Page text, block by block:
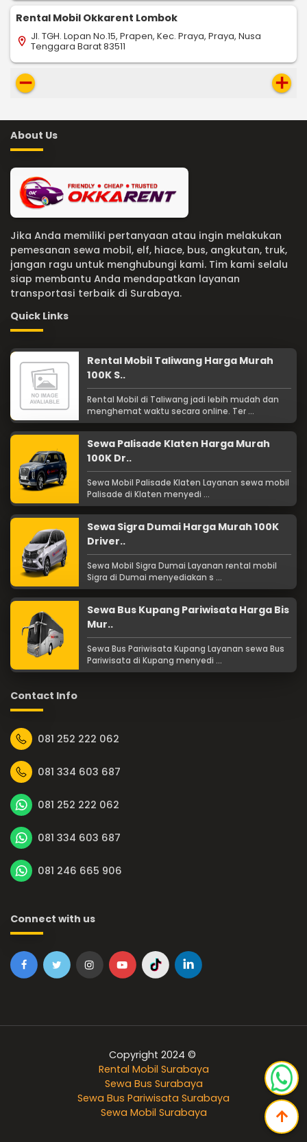
Rental Mobil Okkarent Lombok
location_on Jl. TGH. Lopan No.15, Prapen, Kec. Praya, Praya, Nusa
Tenggara Barat 83511
remove add
About Us
Jika Anda memiliki pertanyaan atau ingin melakukan
pemesanan sewa mobil, elf, hiace, bus, angkutan, truk,
jangan ragu untuk menghubungi kami. Tim kami selalu
siap membantu Anda mendapatkan layanan
transportasi terbaik di Surabaya.
Quick Links
Rental Mobil Taliwang Harga Murah
100K S..
Rental Mobil di Taliwang jadi lebih mudah dan
menghemat waktu secara online. Ter ...
Sewa Palisade Klaten Harga Murah
100K Dr..
Sewa Mobil Palisade Klaten Layanan sewa mobil
Palisade di Klaten menyedi ...
Sewa Sigra Dumai Harga Murah 100K
Driver..
Sewa Mobil Sigra Dumai Layanan rental mobil
Sigra di Dumai menyediakan s ...
Sewa Bus Kupang Pariwisata Harga Bis
Mur..
Sewa Bus Pariwisata Kupang Layanan sewa Bus
Pariwisata di Kupang menyedi ...
Contact Info
081 252 222 062
081 334 603 687
081 252 222 062
081 334 603 687
081 246 665 906
Connect with us
Copyright 2024 ©
Rental Mobil Surabaya
Sewa Bus Surabaya
Sewa Bus Pariwisata Surabaya
Sewa Mobil Surabaya
arrow_upward